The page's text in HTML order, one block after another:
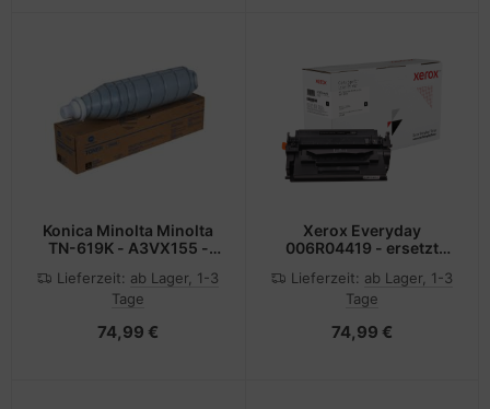
Konica Minolta Minolta
TN-619K - A3VX155 -
bizhub PRESS C1060,
PRESS C1070
Lieferzeit: ab Lager, 1-3
Tage
74,99 €
Xerox Everyday
006R04419 - ersetzt
- für LaserJet Enterprise
M406, MFP M430;
M404, MFP M428
Lieferzeit: ab Lager, 1-3
Tage
74,99 €